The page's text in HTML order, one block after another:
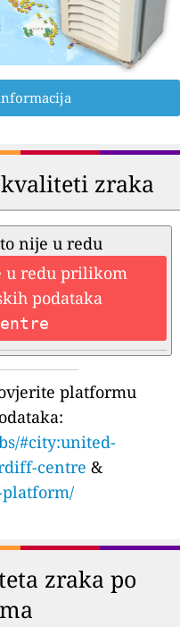
zraka
nije u redu
u redu prilikom
podataka
platformu
#city:united-
centre &
platform/
zraka po